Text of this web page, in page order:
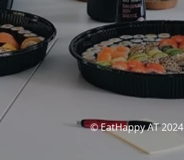
© EatHappy AT 2024